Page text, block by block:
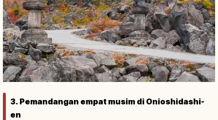
3. Pemandangan empat musim di Onioshidashi-
en